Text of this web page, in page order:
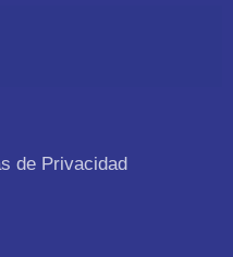
de Privacidad